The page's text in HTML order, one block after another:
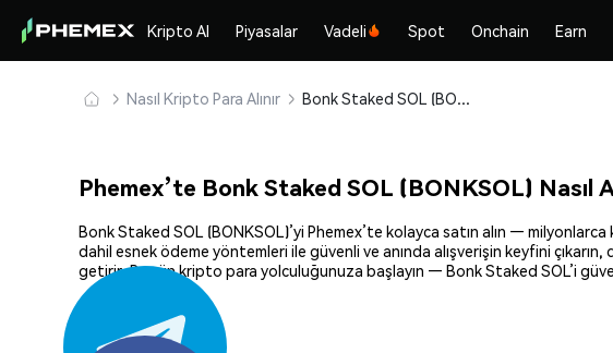
Kripto Al Piyasalar Vadeli Spot Onchain Earn
Nasıl Kripto Para Alınır Bonk Staked SOL (BONKSOL) Güvenle Satın Alın ve Saklayın
Phemex’te Bonk Staked SOL (BONKSOL) Nasıl
Bonk Staked SOL (BONKSOL)’yi Phemex’te kolayca satın alın —
dahil esnek ödeme yöntemleri ile güvenli ve anında alışverişin keyfini
getirir. Bugün kripto para yolculuğunuza başlayın — Bonk Staked SOL’i